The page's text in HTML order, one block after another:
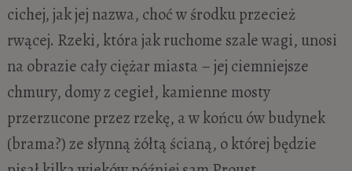
cichej, jak jej nazwa, choć w środku przecież
rwącej. Rzeki, która jak ruchome szale wagi, unosi
na obrazie cały ciężar miasta – jej ciemniejsze
chmury, domy z cegieł, kamienne mosty
przerzucone przez rzekę, a w końcu ów budynek
(brama?) ze słynną żółtą ścianą, o której będzie